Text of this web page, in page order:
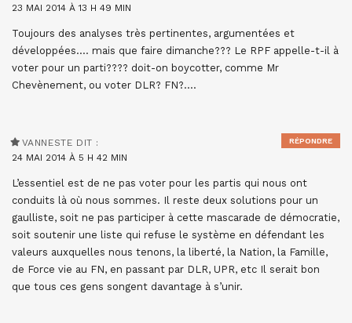
23 MAI 2014 À 13 H 49 MIN
Toujours des analyses très pertinentes, argumentées et
développées…. mais que faire dimanche??? Le RPF appelle-t-il à
voter pour un parti???? doit-on boycotter, comme Mr
Chevènement, ou voter DLR? FN?….
VANNESTE DIT :
24 MAI 2014 À 5 H 42 MIN
L’essentiel est de ne pas voter pour les partis qui nous ont
conduits là où nous sommes. Il reste deux solutions pour un
gaulliste, soit ne pas participer à cette mascarade de démocratie,
soit soutenir une liste qui refuse le système en défendant les
valeurs auxquelles nous tenons, la liberté, la Nation, la Famille,
de Force vie au FN, en passant par DLR, UPR, etc Il serait bon
que tous ces gens songent davantage à s’unir.
RÉPONDRE